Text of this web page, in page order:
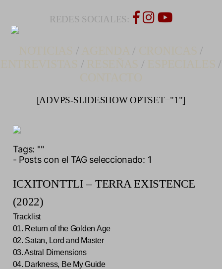
REDES SOCIALES:
/ /
/
/ /
/
[ADVPS-SLIDESHOW OPTSET="1"]
Tags: ""
- Posts con el TAG seleccionado: 1
ICXITONTTLI – TERRA EXISTENCE
(2022)
Tracklist
01. Return of the Golden Age
02. Satan, Lord and Master
03. Astral Dimensions
04. Darkness, Be My Guide